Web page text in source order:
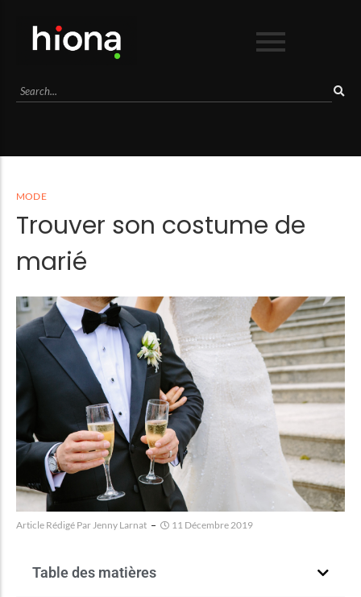
Business
Sport
Voyage
MODE
Trouver son costume de
marié
Article Rédigé ParJenny Larnat 11 Décembre 2019
Table des matières